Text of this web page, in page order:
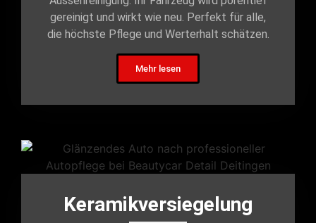
gereinigt und wirkt wie neu. Perfekt für alle,
die höchste Pflege und Werterhalt schätzen.
Mehr lesen
Keramikversiegelung